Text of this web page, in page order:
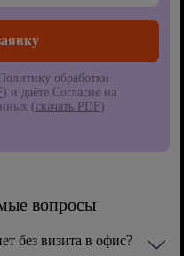
обработки
) и даёте Согласие на
(скачать PDF)
вопросы
без визита в офис?